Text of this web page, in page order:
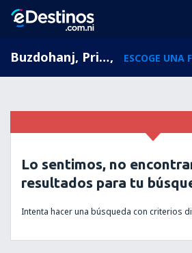
Buzdohanj, Primorje-Gorski Kotar, Croacia, ESCOGE UNA
Lo sentimos, no
resultados para tu
Intenta hacer una búsqueda con criterios